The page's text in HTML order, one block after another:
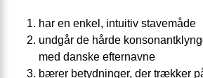
har en enkel, intuitiv stavemåde
undgår de hårde
med danske efternavne
bærer betydninger, der trækker